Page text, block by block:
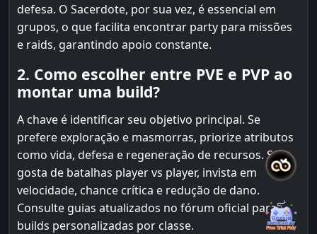
defesa. O Sacerdote, por sua vez, é essencial em
grupos, o que facilita encontrar party para missões
e raids, garantindo apoio constante.
2. Como escolher entre PVE e PVP ao
montar uma build?
A chave é identificar seu objetivo principal. Se
prefere exploração e masmorras, priorize atributos
como vida, defesa e regeneração de recursos. Se
gosta de batalhas player vs player, invista em
velocidade, chance crítica e redução de dano.
Consulte guias atualizados no fórum oficial para
builds personalizadas por classe.